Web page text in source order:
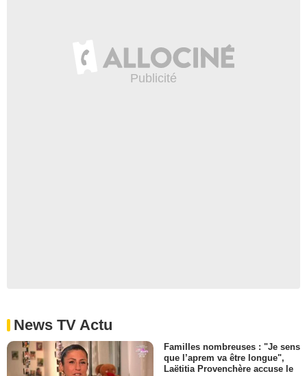
News TV Actu
Familles nombreuses : "Je sens
que l’aprem va être longue",
Laëtitia Provenchère accuse le